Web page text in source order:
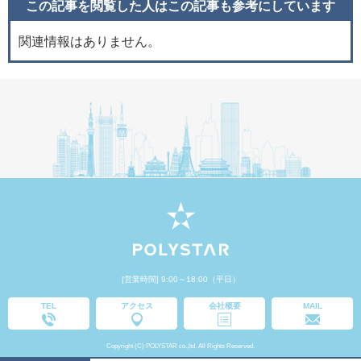
この記事を閲覧した人はこの記事も参考にしています
関連情報はありません。
[営業時間] 9:00～18:00（平日）
TEL アクセス 会社概要 MAIL
Copyright (C) POLYSTAR co.,ltd. All Rights Reserved.